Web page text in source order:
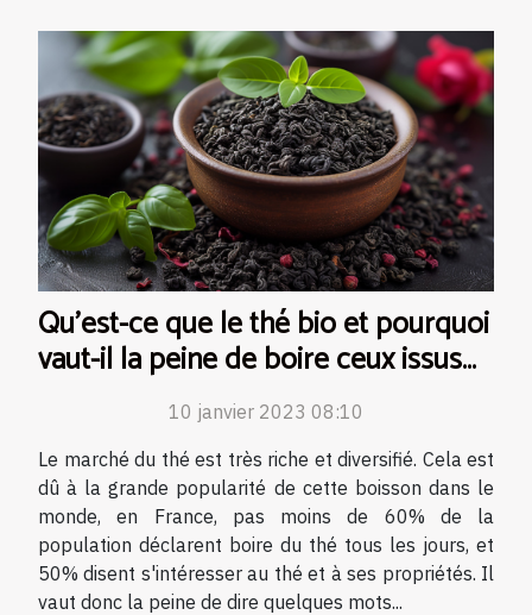
Qu'est-ce que le thé bio et pourquoi
vaut-il la peine de boire ceux issus
de l'agriculture biologique ?
10 janvier 2023 08:10
Le marché du thé est très riche et diversifié. Cela est
dû à la grande popularité de cette boisson dans le
monde, en France, pas moins de 60% de la
population déclarent boire du thé tous les jours, et
50% disent s'intéresser au thé et à ses propriétés. Il
vaut donc la peine de dire quelques mots...